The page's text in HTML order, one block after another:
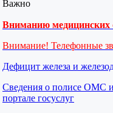
Важно
Вниманию медицинских
Внимание! Телефонные
Дефицит железа и
Сведения о полисе ОМС
портале госуслуг